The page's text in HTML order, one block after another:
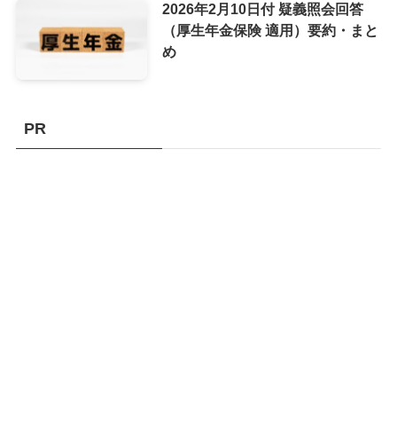
2026年2月10日付 疑義照会回答
（厚生年金保険 適用）要約・まと
め
PR